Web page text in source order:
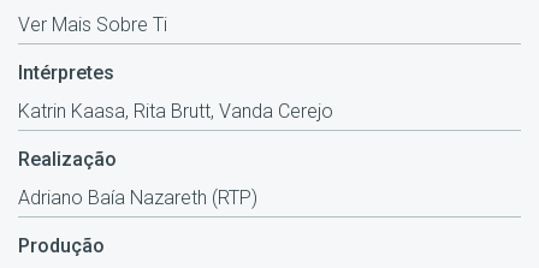
Ver Mais Sobre Ti
Intérpretes
Katrin Kaasa, Rita Brutt, Vanda Cerejo
Realização
Adriano Baía Nazareth (RTP)
Produção